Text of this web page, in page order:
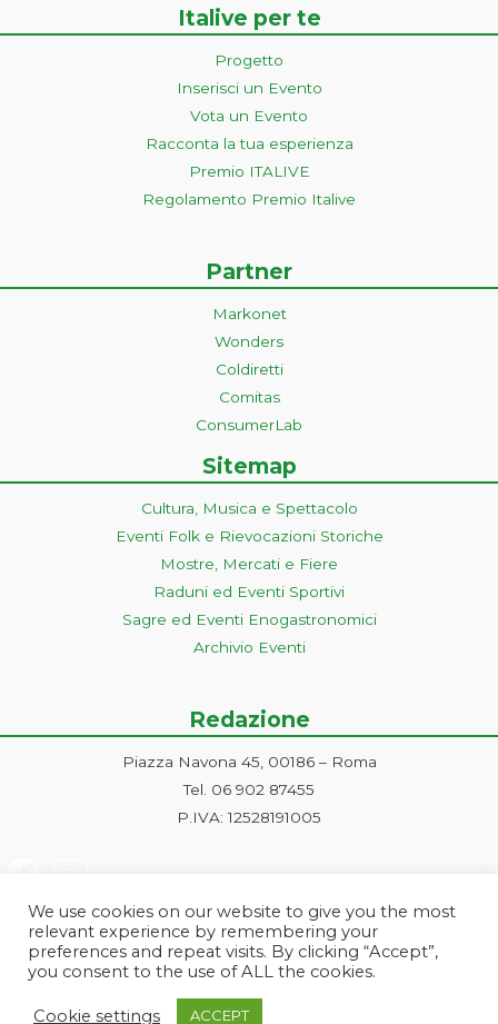
Italive per te
Progetto
Inserisci un Evento
Vota un Evento
Racconta la tua esperienza
Premio ITALIVE
Regolamento Premio Italive
Partner
Markonet
Wonders
Coldiretti
Comitas
ConsumerLab
Sitemap
Cultura, Musica e Spettacolo
Eventi Folk e Rievocazioni Storiche
Mostre, Mercati e Fiere
Raduni ed Eventi Sportivi
Sagre ed Eventi Enogastronomici
Archivio Eventi
Redazione
Piazza Navona 45, 00186 – Roma
Tel. 06 902 87455
P.IVA: 12528191005
Roma | PI e CF: 12528191005 | markonetsrl@pec.it |
We use cookies on our website to give you the most
relevant experience by remembering your
preferences and repeat visits. By clicking “Accept”,
you consent to the use of ALL the cookies.
Cookie settings ACCEPT